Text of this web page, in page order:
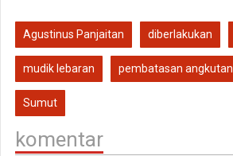
Agustinus Panjaitan diberlakukan
mudik lebaran pembatasan angkutan
Sumut
komentar